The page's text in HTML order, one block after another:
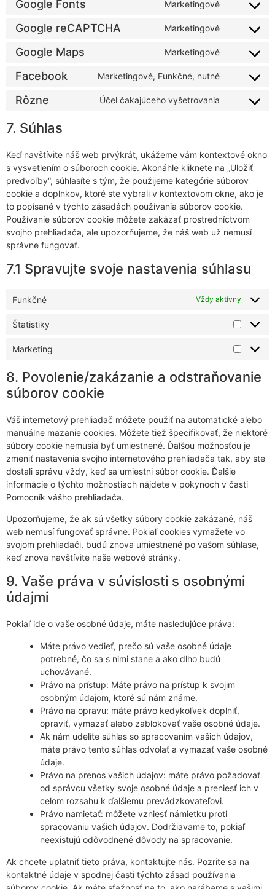
Google Fonts Marketingové
Google reCAPTCHA Marketingové
Google Maps Marketingové
Facebook Marketingové, Funkčné, nutné
Rôzne Účel čakajúceho vyšetrovania
7. Súhlas
Keď navštívite náš web prvýkrát, ukážeme vám kontextové okno
s vysvetlením o súboroch cookie. Akonáhle kliknete na „Uložiť
predvoľby“, súhlasíte s tým, že použijeme kategórie súborov
cookie a doplnkov, ktoré ste vybrali v kontextovom okne, ako je
to popísané v týchto zásadách používania súborov cookie.
Používanie súborov cookie môžete zakázať prostredníctvom
svojho prehliadača, ale upozorňujeme, že náš web už nemusí
správne fungovať.
7.1 Spravujte svoje nastavenia súhlasu
Funkčné Vždy aktívny
Štatistiky
Marketing
8. Povolenie/zakázanie a odstraňovanie
súborov cookie
Váš internetový prehliadač môžete použiť na automatické alebo
manuálne mazanie cookies. Môžete tiež špecifikovať, že niektoré
súbory cookie nemusia byť umiestnené. Ďalšou možnosťou je
zmeniť nastavenia svojho internetového prehliadača tak, aby ste
dostali správu vždy, keď sa umiestni súbor cookie. Ďalšie
informácie o týchto možnostiach nájdete v pokynoch v časti
Pomocník vášho prehliadača.
Upozorňujeme, že ak sú všetky súbory cookie zakázané, náš
web nemusí fungovať správne. Pokiaľ cookies vymažete vo
svojom prehliadači, budú znova umiestnené po vašom súhlase,
keď znova navštívite naše webové stránky.
9. Vaše práva v súvislosti s osobnými
údajmi
Pokiaľ ide o vaše osobné údaje, máte nasledujúce práva:
Máte právo vedieť, prečo sú vaše osobné údaje
potrebné, čo sa s nimi stane a ako dlho budú
uchovávané.
Právo na prístup: Máte právo na prístup k svojim
osobným údajom, ktoré sú nám známe.
Právo na opravu: máte právo kedykoľvek doplniť,
opraviť, vymazať alebo zablokovať vaše osobné údaje.
Ak nám udelíte súhlas so spracovaním vašich údajov,
máte právo tento súhlas odvolať a vymazať vaše osobné
údaje.
Právo na prenos vašich údajov: máte právo požadovať
od správcu všetky svoje osobné údaje a preniesť ich v
celom rozsahu k ďalšiemu prevádzkovateľovi.
Právo namietať: môžete vzniesť námietku proti
spracovaniu vašich údajov. Dodržiavame to, pokiaľ
neexistujú odôvodnené dôvody na spracovanie.
Ak chcete uplatniť tieto práva, kontaktujte nás. Pozrite sa na
kontaktné údaje v spodnej časti týchto zásad používania